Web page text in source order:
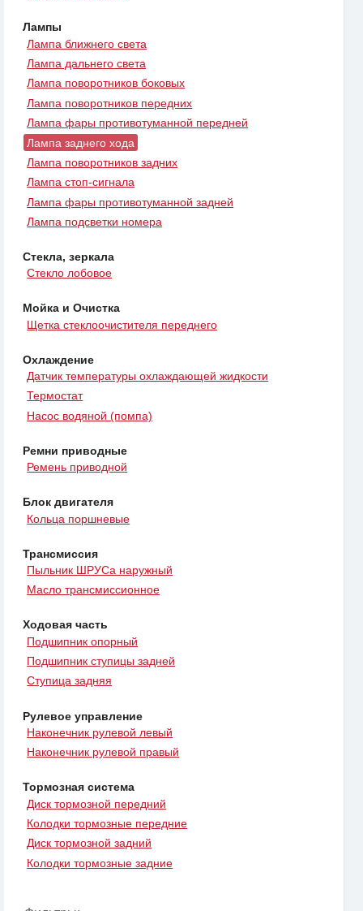
Лампы
Лампа ближнего света
Лампа дальнего света
Лампа поворотников боковых
Лампа поворотников передних
Лампа фары противотуманной передней
Лампа заднего хода
Лампа поворотников задних
Лампа стоп-сигнала
Лампа фары противотуманной задней
Лампа подсветки номера
Стекла, зеркала
Стекло лобовое
Мойка и Очистка
Щетка стеклоочистителя переднего
Охлаждение
Датчик температуры охлаждающей жидкости
Термостат
Насос водяной (помпа)
Ремни приводные
Ремень приводной
Блок двигателя
Кольца поршневые
Трансмиссия
Пыльник ШРУСа наружный
Масло трансмиссионное
Ходовая часть
Подшипник опорный
Подшипник ступицы задней
Ступица задняя
Рулевое управление
Наконечник рулевой левый
Наконечник рулевой правый
Тормозная система
Диск тормозной передний
Колодки тормозные передние
Диск тормозной задний
Колодки тормозные задние